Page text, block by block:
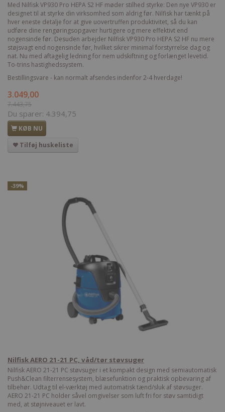
Med Nilfisk VP930 Pro HEPA S2 HF møder stilhed styrke: Den nye VP930 er
designet til at styrke din virksomhed som aldrig før. Nilfisk har tænkt på
hver eneste detalje for at give uovertruffen produktivitet, så du kan
udføre dine rengøringsopgaver hurtigere og mere effektivt end
nogensinde før. Desuden arbejder Nilfisk VP930 Pro HEPA S2 HF nu mere
støjsvagt end nogensinde før, hvilket sikrer minimal forstyrrelse dag og
nat. Nu med aftagelig ledning for nem udskiftning og forlænget levetid.
To-trins hastighedssystem.
Bestillingsvare - kan normalt afsendes indenfor 2-4 hverdage!
3.049,00
7.443,75
Du sparer: 4.394,75
KØB NU
Tilføj huskeliste
-39%
Nilfisk AERO 21-21 PC, våd/tør støvsuger
Nilfisk AERO 21-21 PC støvsuger i et kompakt design med semiautomatisk
Push&Clean filterrensesystem, blæsefunktion og praktisk opbevaring af
tilbehør. Udtag til el-værktøj med automatisk tænd/sluk af støvsuger.
AERO 21-21 PC holder såvel omgivelser som luft fri for støv samtidigt
med, at støjniveauet er lavt.